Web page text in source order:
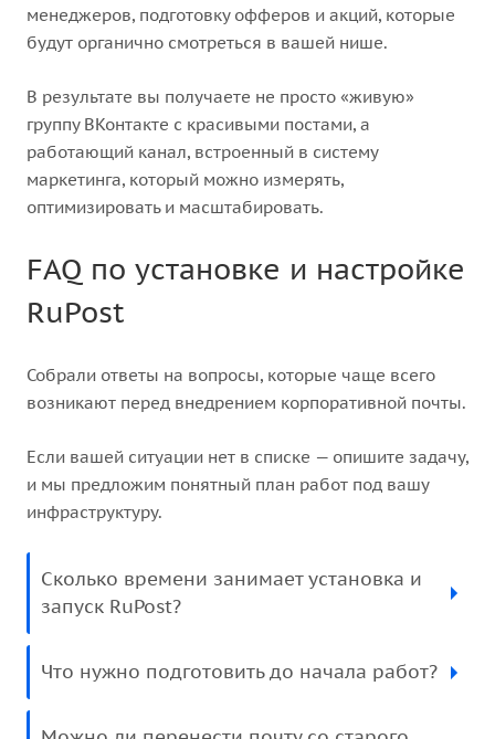
менеджеров, подготовку офферов и акций, которые
будут органично смотреться в вашей нише.
В результате вы получаете не просто «живую»
группу ВКонтакте с красивыми постами, а
работающий канал, встроенный в систему
маркетинга, который можно измерять,
оптимизировать и масштабировать.
FAQ по установке и настройке
RuPost
Собрали ответы на вопросы, которые чаще всего
возникают перед внедрением корпоративной почты.
Если вашей ситуации нет в списке — опишите задачу,
и мы предложим понятный план работ под вашу
инфраструктуру.
Сколько времени занимает установка и
запуск RuPost?
Что нужно подготовить до начала работ?